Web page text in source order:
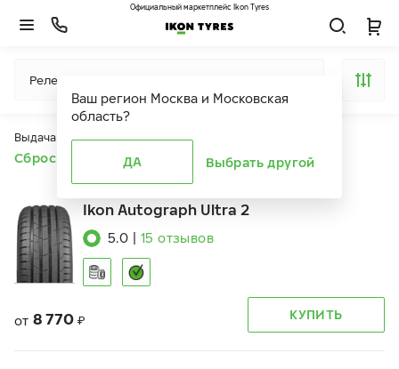
Ваш регион Москва и Московская
область?
ДА Выбрать другой
Официальный маркетплейс Ikon Tyres
Релевантность
Выдача продуктов ограничена действием фильтров
Сбросить все фильтры
Ikon Autograph Ultra 2
5.0 15 отзывов
от 8 770 ₽ КУПИТЬ